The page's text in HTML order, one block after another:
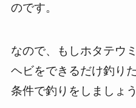
のです。
なので、もしホタテウ
ヘビをできるだけ釣り
条件で釣りをしましょう